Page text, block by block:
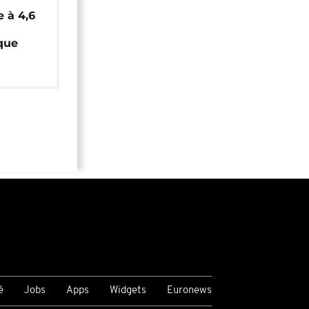
à 4,6
Jobs Apps Widgets Euronews